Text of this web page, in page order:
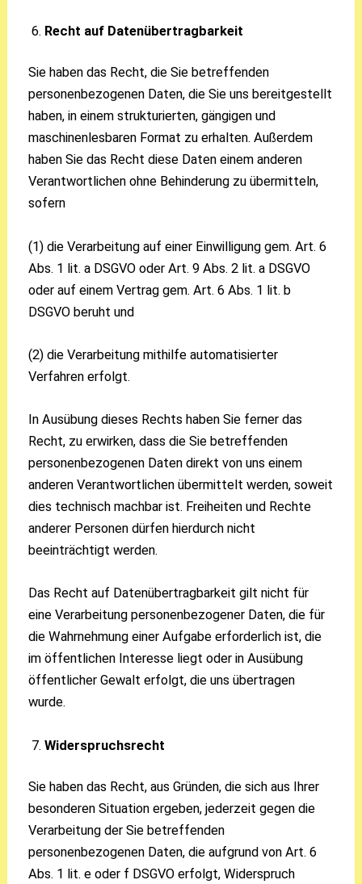
Recht auf Datenübertragbarkeit
Sie haben das Recht, die Sie betreffenden
personenbezogenen Daten, die Sie uns bereitgestellt
haben, in einem strukturierten, gängigen und
maschinenlesbaren Format zu erhalten. Außerdem
haben Sie das Recht diese Daten einem anderen
Verantwortlichen ohne Behinderung zu übermitteln,
sofern
(1) die Verarbeitung auf einer Einwilligung gem. Art. 6
Abs. 1 lit. a DSGVO oder Art. 9 Abs. 2 lit. a DSGVO
oder auf einem Vertrag gem. Art. 6 Abs. 1 lit. b
DSGVO beruht und
(2) die Verarbeitung mithilfe automatisierter
Verfahren erfolgt.
In Ausübung dieses Rechts haben Sie ferner das
Recht, zu erwirken, dass die Sie betreffenden
personenbezogenen Daten direkt von uns einem
anderen Verantwortlichen übermittelt werden, soweit
dies technisch machbar ist. Freiheiten und Rechte
anderer Personen dürfen hierdurch nicht
beeinträchtigt werden.
Das Recht auf Datenübertragbarkeit gilt nicht für
eine Verarbeitung personenbezogener Daten, die für
die Wahrnehmung einer Aufgabe erforderlich ist, die
im öffentlichen Interesse liegt oder in Ausübung
öffentlicher Gewalt erfolgt, die uns übertragen
wurde.
Widerspruchsrecht
Sie haben das Recht, aus Gründen, die sich aus Ihrer
besonderen Situation ergeben, jederzeit gegen die
Verarbeitung der Sie betreffenden
personenbezogenen Daten, die aufgrund von Art. 6
Abs. 1 lit. e oder f DSGVO erfolgt, Widerspruch